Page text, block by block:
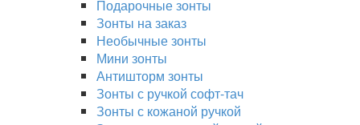
Подарочные зонты
Зонты на заказ
Необычные зонты
Мини зонты
Антишторм зонты
Зонты с ручкой софт-тач
Зонты с кожаной ручкой